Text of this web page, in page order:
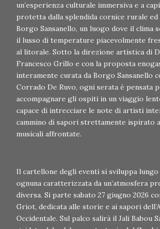
un’esperienza culturale immersiva e a
protetta dalla splendida cornice rurale ed
Borgo Sansanello, un luogo dove il clima
il lusso di temperature piacevolmente
al litorale. Sotto la direzione artistica di
Francesco Grillo e con la proposta
interamente curata da Borgo Sansanello
Corrado De Ruvo, ogni serata è pensata
accompagnare gli ospiti in un viaggio
capace di intrecciare le note di artisti
cammino di sapori strettamente ispirato
musicali affrontate.
Il cartellone degli eventi si sviluppa
ognuna caratterizzata da un’atmosfera
diversa. Si parte sabato 27 giugno 2026
Griot, dedicata alle storie e ai sapori
Occidentale. Sul palco salirà il Jali Babou